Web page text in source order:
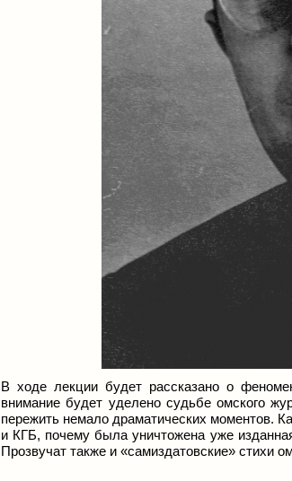
В ходе лекции будет рассказано о
внимание будет уделено судьбе омского
пережить немало драматических моментов.
и КГБ, почему была уничтожена уже
Прозвучат также и «самиздатовские» стихи